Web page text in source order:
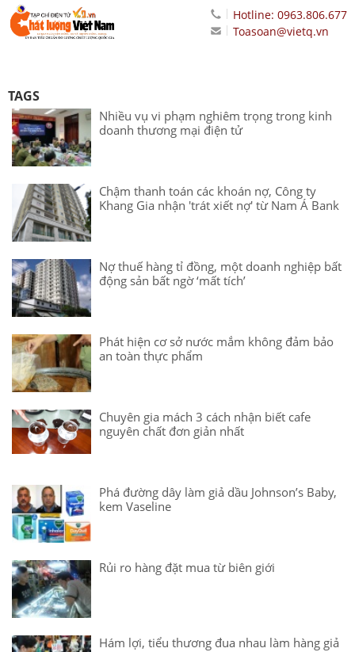
Hotline: 0963.806.677
Toasoan@vietq.vn
TAGS
Nhiều vụ vi phạm nghiêm trọng trong kinh
doanh thương mại điện tử
Chậm thanh toán các khoán nợ, Công ty
Khang Gia nhận 'trát xiết nợ' từ Nam Á Bank
Nợ thuế hàng tỉ đồng, một doanh nghiệp bất
động sản bất ngờ ‘mất tích’
Phát hiện cơ sở nước mắm không đảm bảo
an toàn thực phẩm
Chuyên gia mách 3 cách nhận biết cafe
nguyên chất đơn giản nhất
Phá đường dây làm giả dầu Johnson’s Baby,
kem Vaseline
Rủi ro hàng đặt mua từ biên giới
Hám lợi, tiểu thương đua nhau làm hàng giả